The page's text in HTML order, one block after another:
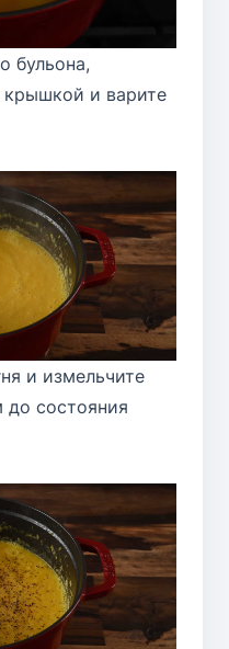
бульона,
крышкой и варите
и измельчите
состояния